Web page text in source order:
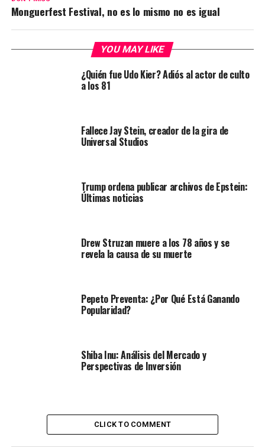
Monguerfest Festival, no es lo mismo no es igual
YOU MAY LIKE
¿Quién fue Udo Kier? Adiós al actor de culto
a los 81
Fallece Jay Stein, creador de la gira de
Universal Studios
Trump ordena publicar archivos de Epstein:
Últimas noticias
Drew Struzan muere a los 78 años y se
revela la causa de su muerte
Pepeto Preventa: ¿Por Qué Está Ganando
Popularidad?
Shiba Inu: Análisis del Mercado y
Perspectivas de Inversión
CLICK TO COMMENT